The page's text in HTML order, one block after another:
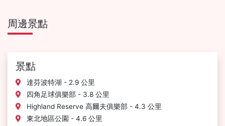
周邊景點
景點
達芬波特湖 - 2.9 公里
四角足球俱樂部 - 3.8 公里
Highland Reserve 高爾夫俱樂部 - 4.3 公里
東北地區公園 - 4.6 公里